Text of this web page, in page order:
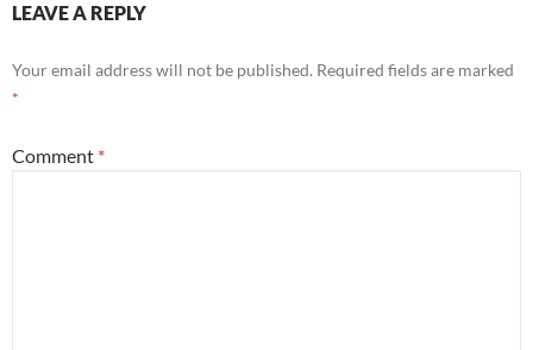
LEAVE A REPLY
Your email address will not be published. Required fields are marked
*
Comment *